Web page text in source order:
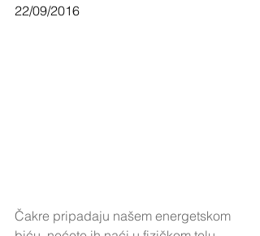
22/09/2016
Čakre pripadaju našem energetskom